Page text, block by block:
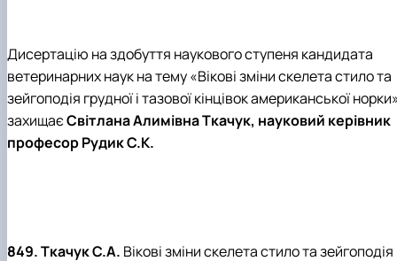
Дисертацію на здобуття наукового ступеня кандидата
ветеринарних наук на тему «Вікові зміни скелета стило та
зейгоподія грудної і тазової кінцівок американської
захищаєСвітлана Алимівна Ткачук, науковий керівник
професор Рудик С.К.
849. Ткачук С.А. Вікові зміни скелета стило та зейгоподія